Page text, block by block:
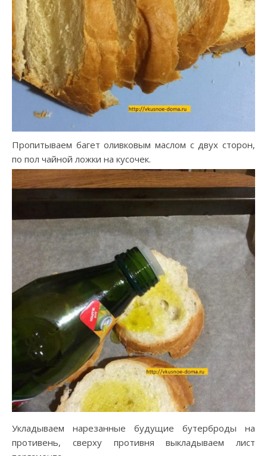
Пропитываем багет оливковым маслом с двух сторон,
по пол чайной ложки на кусочек.
Укладываем нарезанные будущие бутерброды на
противень, сверху противня выкладываем лист